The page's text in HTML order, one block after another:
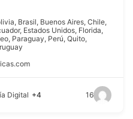
, Brasil, Buenos Aires, Chile,
, Estados Unidos, Florida,
, Paraguay, Perú, Quito,
Digital +4 16